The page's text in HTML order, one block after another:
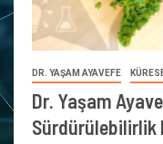
DR. YAŞAM AYAVEFE
Dr. Yaşam
Sürdürülebilirlik